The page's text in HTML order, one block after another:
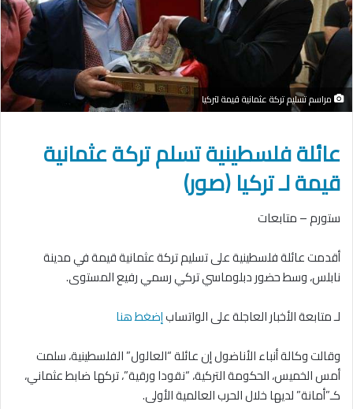
مراسم تسليم تركة عثمانية قيمة لتركيا
عائلة فلسطينية تسلم تركة عثمانية
قيمة لـ تركيا (صور)
ستورم – متابعات
أقدمت عائلة فلسطينية على تسليم تركة عثمانية قيمة في مدينة
نابلس، وسط حضور دبلوماسي تركي رسمي رفيع المستوى.
لـ متابعة الأخبار العاجلة على الواتسابإضغط هنا
وقالت وكالة أنباء الأناضول إن عائلة “العالول” الفلسطينية، سلمت
أمس الخميس، الحكومة التركية، “نقودا ورقية”، تركها ضابط عثماني،
كـ”أمانة” لديها خلال الحرب العالمية الأولى.